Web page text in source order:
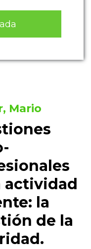
Mario
actividad
la
de la